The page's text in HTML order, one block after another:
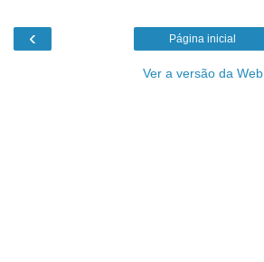
‹ Página inicial
Ver a versão da Web